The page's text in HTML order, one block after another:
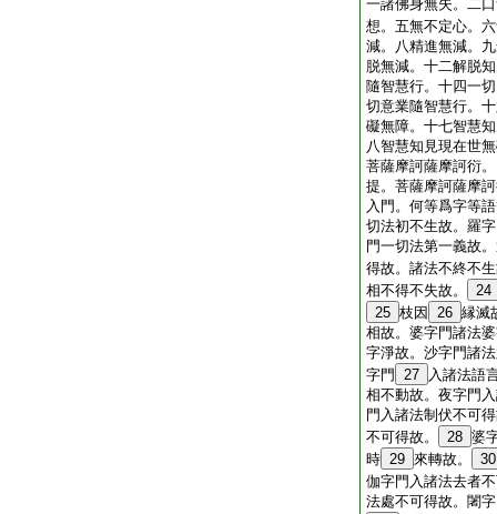
一諸佛身無失。二
想。五無不定心。
減。八精進無減。
脱無減。十二解脱
隨智慧行。十四一
切意業隨智慧行。
礙無障。十七智慧
八智慧知見現在世
菩薩摩訶薩摩訶衍
提。菩薩摩訶薩摩
入門。何等爲字等
切法初不生故。羅
門一切法第一義故
得故。諸法不終不
相不得不失故。
24
25 枝因 26 縁滅
相故。婆字門諸法
字淨故。沙字門諸
字門
27
入諸法語
相不動故。夜字門
門入諸法制伏不可
不可得故。
28 婆
時 29 來轉故。
30
伽字門入諸法去者
法處不可得故。闍